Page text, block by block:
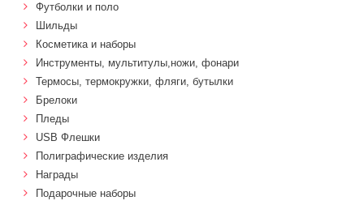
Футболки и поло
Шильды
Косметика и наборы
Инструменты, мультитулы,ножи, фонари
Термосы, термокружки, фляги, бутылки
Брелоки
Пледы
USB Флешки
Полиграфические изделия
Награды
Подарочные наборы